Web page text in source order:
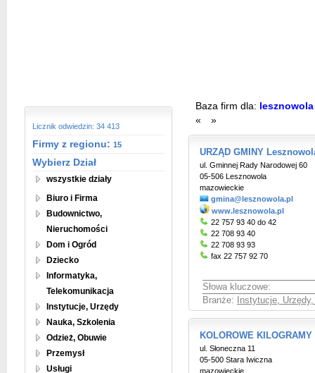
Licznik odwiedzin: 34 413
Firmy z regionu: 15
Wybierz Dział
wszystkie działy
Biuro i Firma
Budownictwo,
Nieruchomości
Dom i Ogród
Dziecko
Informatyka,
Telekomunikacja
Instytucje, Urzędy
Nauka, Szkolenia
Odzież, Obuwie
Przemysł
Usługi
Baza firm dla:
«
»
URZĄD GMINY
ul. Gminnej Rady Narodowej 60
05-506 Lesznowola
mazowieckie
gmina@lesznowola.pl
www.lesznowola.pl
22 757 93 40 do 42
22 708 93 40
22 708 93 93
fax 22 757 92 70
Słowa kluczowe:
Branże:
Instytucje,
KOLOROWE
ul. Słoneczna 11
05-500 Stara Iwiczna
mazowieckie